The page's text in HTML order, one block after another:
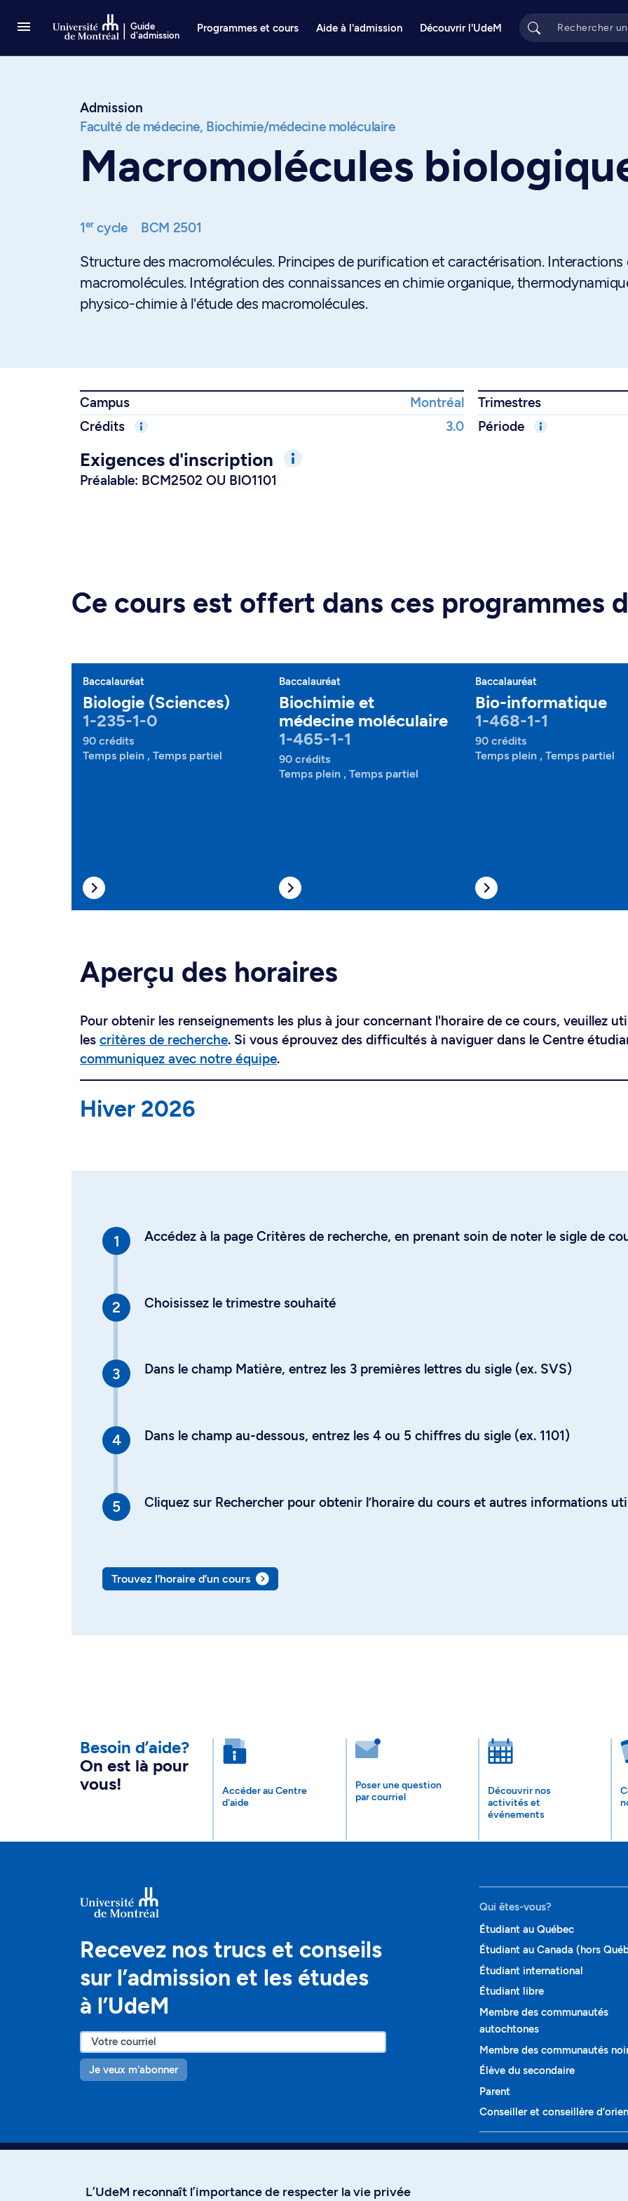
Guide
d'admission
Programmes et cours Aide à l'admission Découvrir l'UdeM
Admission
Faculté de médecine, Biochimie/médecine moléculaire
Macromolécules
1ercycle BCM 2501
Structure des macromolécules. Principes de purification et caractérisation. Interactions
macromolécules. Intégration des connaissances en chimie organique,
physico-chimie à l'étude des macromolécules.
Campus Montréal
Trimestres
Crédits
3.0 Période
Exigences d'inscription
Préalable: BCM2502 OU BIO1101
Ce cours est offert dans ces programmes
Baccalauréat
Biologie (Sciences)
1-235-1-0
90 crédits
Temps plein , Temps partiel
Baccalauréat
Biochimie et
médecine moléculaire
1-465-1-1
90 crédits
Temps plein , Temps partiel
Baccalauréat
Bio-informatique
1-468-1-1
90 crédits
Temps plein , Temps partiel
Aperçu des horaires
Pour obtenir les renseignements les plus à jour concernant l'horaire de ce cours, veuillez
les critères de recherche. Si vous éprouvez des difficultés à naviguer dans le Centre
communiquez avec notre équipe.
Hiver 2026
Accédez à la page Critères de recherche, en prenant soin de noter le sigle de
Choisissez le trimestre souhaité
Dans le champ Matière, entrez les 3 premières lettres du sigle (ex. SVS)
Dans le champ au-dessous, entrez les 4 ou 5 chiffres du sigle (ex. 1101)
Cliquez sur Rechercher pour obtenir l’horaire du cours et autres informations
Trouvez l’horaire d’un cours
Besoin d’aide?
On est là pour
vous!
Accéder au Centre
d'aide
Poser une question
par courriel
Découvrir nos
activités et
événements
Recevez nos trucs et conseils
sur l’admission et les études
à l’UdeM
Je veux m'abonner
Qui êtes-vous?
Étudiant au Québec
Étudiant au Canada (hors
Étudiant international
Étudiant libre
Membre des communautés
autochtones
Membre des communautés
Élève du secondaire
Parent
Conseiller et conseillère
Programmes et cours
L’UdeM reconnaît l’importance de respecter la vie privée